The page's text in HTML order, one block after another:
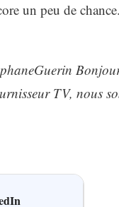
un peu de
TV, nous